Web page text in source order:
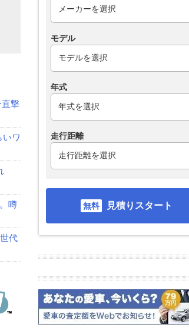
直撃
いワ
噂
代
モデル
年式
走行距離
見積りスタート